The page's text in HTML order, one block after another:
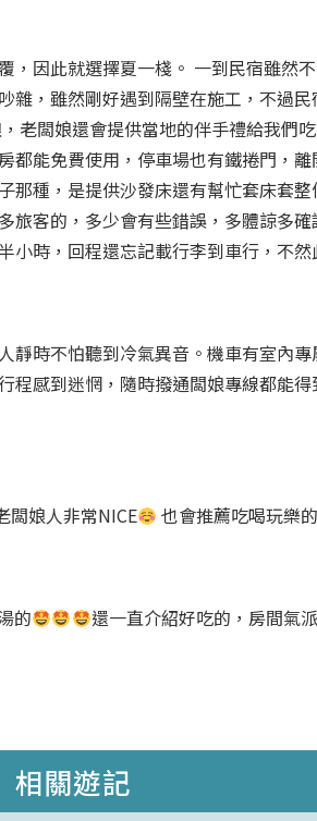
因此就選擇夏一棧。 一到民宿雖然
雜，雖然剛好遇到隔壁在施工，不過
老闆娘還會提供當地的伴手禮給我們
能免費使用，停車場也有鐵捲門，
那種，是提供沙發床還有幫忙套床套
客的，多少會有些錯誤，多體諒多
小時，回程還忘記載行李到車行，不
靜時不怕聽到冷氣異音。機車有室內
程感到迷惘，隨時撥通闆娘專線都能
闆娘人非常NICE
也會推薦吃喝玩樂
的
還一直介紹好吃的，房間氣
相關遊記